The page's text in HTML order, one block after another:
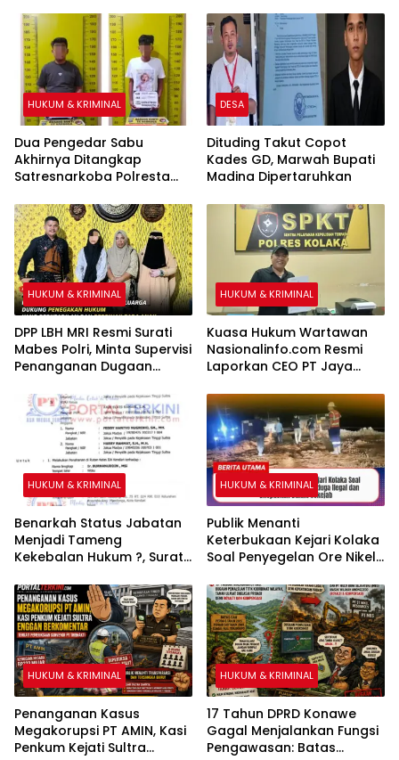
HUKUM & KRIMINAL
Dua Pengedar Sabu
Akhirnya Ditangkap
Satresnarkoba Polresta
DESA
Dituding Takut Copot
Kades GD, Marwah Bupati
Madina Dipertaruhkan
HUKUM & KRIMINAL
DPP LBH MRI Resmi Surati
Mabes Polri, Minta Supervisi
Penanganan Dugaan
terhadap Anak di Banggai
HUKUM & KRIMINAL
Kuasa Hukum Wartawan
Nasionalinfo.com Resmi
Laporkan CEO PT Jaya
Kolaka
HUKUM & KRIMINAL
Benarkah Status Jabatan
Menjadi Tameng
Kekebalan Hukum ?, Surat
Sultra Terhadap Bupati
Bombana Selama 20 Hari
Dipertanyakan
HUKUM & KRIMINAL
Publik Menanti
Keterbukaan Kejari Kolaka
Soal Penyegelan Ore Nikel
Dilepaskan Dalam Sekejab
HUKUM & KRIMINAL
Penanganan Kasus
Megakorupsi PT AMIN, Kasi
Penkum Kejati Sultra
HUKUM & KRIMINAL
17 Tahun DPRD Konawe
Gagal Menjalankan Fungsi
Pengawasan: Batas